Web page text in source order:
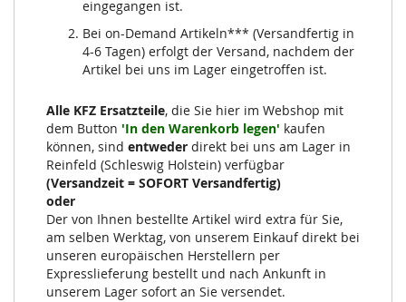
eingegangen ist.
Bei on-Demand Artikeln*** (Versandfertig in
4-6 Tagen) erfolgt der Versand, nachdem der
Artikel bei uns im Lager eingetroffen ist.
Alle KFZ Ersatzteile, die Sie hier im Webshop mit
dem Button 'In den Warenkorb legen' kaufen
können, sind entweder direkt bei uns am Lager in
Reinfeld (Schleswig Holstein) verfügbar
(Versandzeit = SOFORT Versandfertig)
oder
Der von Ihnen bestellte Artikel wird extra für Sie,
am selben Werktag, von unserem Einkauf direkt bei
unseren europäischen Herstellern per
Expresslieferung bestellt und nach Ankunft in
unserem Lager sofort an Sie versendet.